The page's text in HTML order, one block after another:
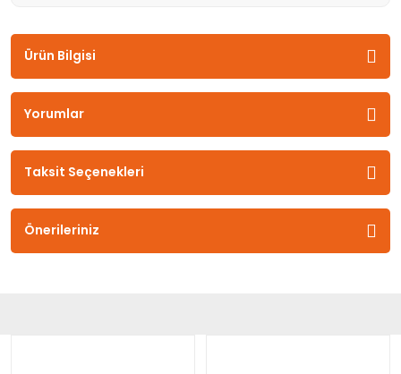
Ürün Bilgisi
Yorumlar
Taksit Seçenekleri
Önerileriniz